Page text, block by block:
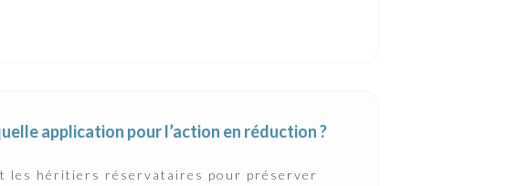
application pour l’action en réduction ?
les héritiers réservataires pour préserver